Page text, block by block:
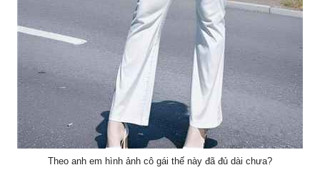
Theo anh em hình ảnh cô gái thế này đã đủ dài chưa?